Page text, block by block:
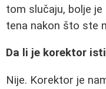
tom slučaju, bolje
tena nakon što ste
Da li je korektor
Nije. Korektor je